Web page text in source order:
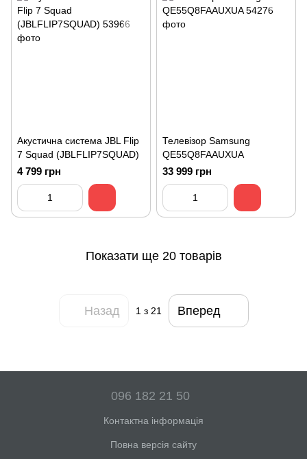
Акустична система JBL Flip
7 Squad (JBLFLIP7SQUAD)
4 799 грн
Телевізор Samsung
QE55Q8FAAUXUA
33 999 грн
Показати ще 20 товарів
Назад 1 з 21 Вперед
096 182 21 50
Контактна інформація
Повна версія сайту